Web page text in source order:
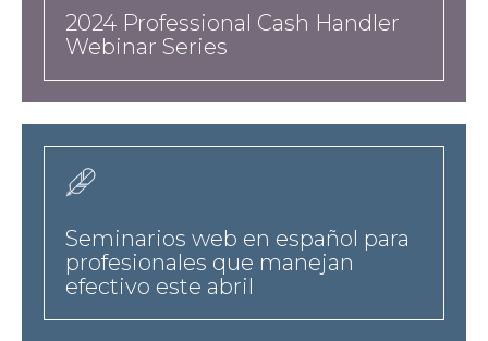
2024 Professional Cash Handler
Webinar Series
news
Seminarios web en español para
profesionales que manejan
efectivo este abril